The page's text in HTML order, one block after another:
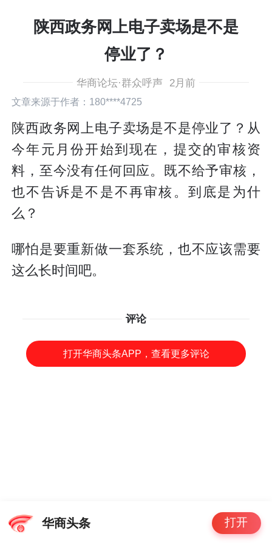
陕西政务网上电子卖场是不是
停业了？
华商论坛·群众呼声 2月前
文章来源于作者：180****4725
陕西政务网上电子卖场是不是停业了？从
今年元月份开始到现在，提交的审核资
料，至今没有任何回应。既不给予审核，
也不告诉是不是不再审核。到底是为什
么？
哪怕是要重新做一套系统，也不应该需要
这么长时间吧。
评论
打开华商头条APP，查看更多评论
华商头条 打开